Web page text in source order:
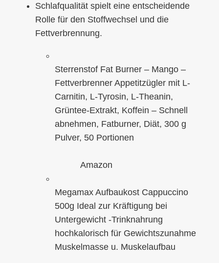
Schlafqualität spielt eine entscheidende
Rolle für den Stoffwechsel und die
Fettverbrennung.
Sterrenstof Fat Burner – Mango –
Fettverbrenner Appetitzügler mit L-
Carnitin, L-Tyrosin, L-Theanin,
Grüntee-Extrakt, Koffein – Schnell
abnehmen, Fatburner, Diät, 300 g
Pulver, 50 Portionen
Amazon
Megamax Aufbaukost Cappuccino
500g Ideal zur Kräftigung bei
Untergewicht -Trinknahrung
hochkalorisch für Gewichtszunahme
Muskelmasse u. Muskelaufbau